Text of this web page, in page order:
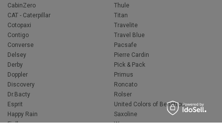
CabinZero
CAT - Caterpillar
Cotopaxi
Contigo
Converse
Delsey
Derby
Doppler
Discovery
Dr.Bacty
Esprit
Happy Rain
Fjallraven
Thule
Titan
Travelite
Travel Blue
Pacsafe
Pierre Cardin
Pick & Pack
Primus
Roncato
Rolser
United Colors of Benetton
Saxoline
Wacaco